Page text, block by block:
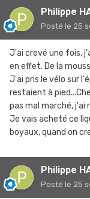
Philippe
Posté le 25
J'ai crevé une fois,
en effet. De la
J'ai pris le vélo sur
restaient à
pas mal marché, j'ai
Je vais acheté ce
boyaux, quand on
Philippe
Posté le 25